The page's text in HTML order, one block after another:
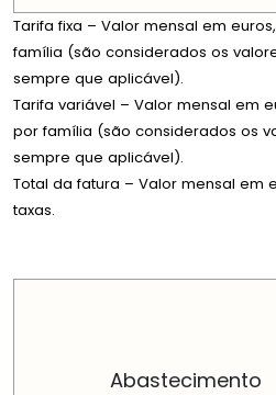
Tarifa fixa – Valor mensal em
família (são considerados os
sempre que aplicável).
Tarifa variável – Valor mensal em
por família (são considerados os
sempre que aplicável).
Total da fatura – Valor mensal em
taxas.
Abastecimento